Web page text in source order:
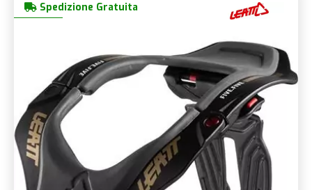
Spedizione Gratuita